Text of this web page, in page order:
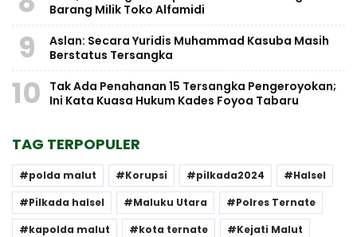
Barang Milik Toko Alfamidi
9
Aslan: Secara Yuridis Muhammad Kasuba Masih
Berstatus Tersangka
10
Tak Ada Penahanan 15 Tersangka Pengeroyokan;
Ini Kata Kuasa Hukum Kades Foyoa Tabaru
TAG TERPOPULER
polda malut Korupsi pilkada2024
Halsel
Pilkada halsel
Maluku Utara
Polres Ternate
kapolda malut
kota ternate Kejati Malut